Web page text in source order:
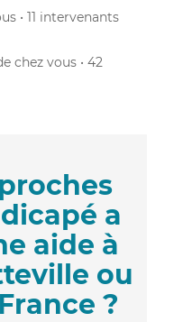
• 11 intervenants
chez vous • 42
a
aide à
ou
?